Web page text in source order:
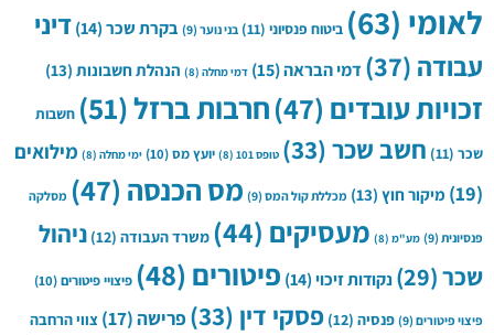
לאומי(63) ביטוח פנסיוני(11) בני נוער(9) בקרת שכר(14)
דיני
עבודה(37) דמי הבראה(15) דמי מחלה(8) הנהלת חשבונות(13)
זכויות עובדים(47) חרבות ברזל(51)
חשבות
שכר(11) חשב שכר(33) טופס 101 (8) יועץ מס(10) ימי מחלה(8)
מילואים
מיקור חוץ(13) מכללת קול המס(9) מס הכנסה(47) מסלקה
פנסיונית(9) מע"מ(8) מעסיקים(44) משרד העבודה(12)
ניהול
שכר(29) נקודות זיכוי(14) פיטורים(48) פיצויי פיטורים(10)
פיצוי פיטורים(9) פנסיה(12) פסקי דין(33) פרישה(17)
צווי הרחבה